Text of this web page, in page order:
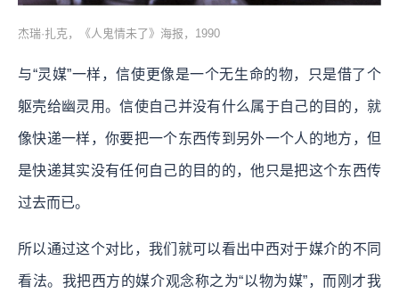
杰瑞·扎克，《人鬼情未了》海报，1990
与“灵媒”一样，信使更像是一个无生命的物，只是借了个
躯壳给幽灵用。信使自己并没有什么属于自己的目的，就
像快递一样，你要把一个东西传到另外一个人的地方，但
是快递其实没有任何自己的目的的，他只是把这个东西传
过去而已。
所以通过这个对比，我们就可以看出中西对于媒介的不同
看法。我把西方的媒介观念称之为“以物为媒”，而刚才我